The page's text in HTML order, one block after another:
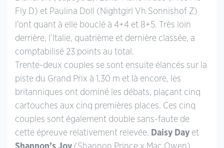
Fly D) et Paulina Doll (Nightgirl Vh Sonnishof Z)
l’ont quant à elle bouclé à 4+4 et 8+5. Très loin
derrière, l’Italie, quatrième et dernière classée, a
comptabilisé 23 points au total.
Trente-deux couples se sont ensuite élancés sur la
piste du Grand Prix à 1,30 m et là encore, les
britanniques ont dominé les débats, plaçant cinq
cartouches aux cinq premières places. Ces cinq
couples sont également double sans-faute de
cette épreuve relativement relevée. Daisy Day et